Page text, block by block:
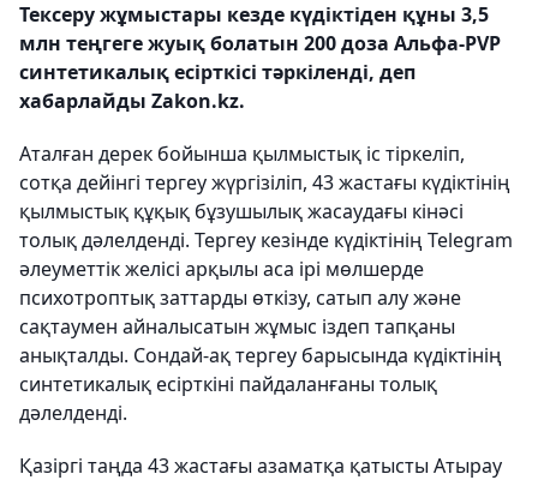
Тексеру жұмыстары кезде күдіктіден құны 3,5
млн теңгеге жуық болатын 200 доза Альфа-PVP
синтетикалық есірткісі тәркіленді, деп
хабарлайды Zakon.kz.
Аталған дерек бойынша қылмыстық іс тіркеліп,
сотқа дейінгі тергеу жүргізіліп, 43 жастағы күдіктінің
қылмыстық құқық бұзушылық жасаудағы кінәсі
толық дәлелденді. Тергеу кезінде күдіктінің Telegram
әлеуметтік желісі арқылы аса ірі мөлшерде
психотроптық заттарды өткізу, сатып алу және
сақтаумен айналысатын жұмыс іздеп тапқаны
анықталды. Сондай-ақ тергеу барысында күдіктінің
синтетикалық есірткіні пайдаланғаны толық
дәлелденді.
Қазіргі таңда 43 жастағы азаматқа қатысты Атырау